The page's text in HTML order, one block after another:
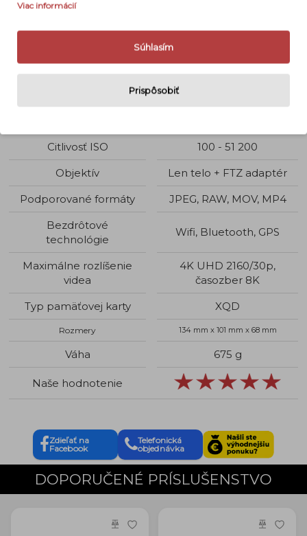
Detaily
Typ fotoaparátu
Bezzrkadlovka
Citlivosť ISO
100 - 51 200
Objektív
Len telo + FTZ adaptér
Podporované formáty
JPEG, RAW, MOV, MP4
Bezdrôtové
technológie
Wifi, Bluetooth, GPS
Maximálne rozlíšenie
videa
4K UHD 2160/30p,
časozber 8K
Typ pamäťovej karty
XQD
Rozmery 134 mm x 101 mm x 68 mm
Váha 675 g
Naše hodnotenie
Zdieľať na
Facebook
Telefonická
objednávka
DOPORUČENÉ PRÍSLUŠENSTVO
Viac informácií
Súhlasím
Prispôsobiť